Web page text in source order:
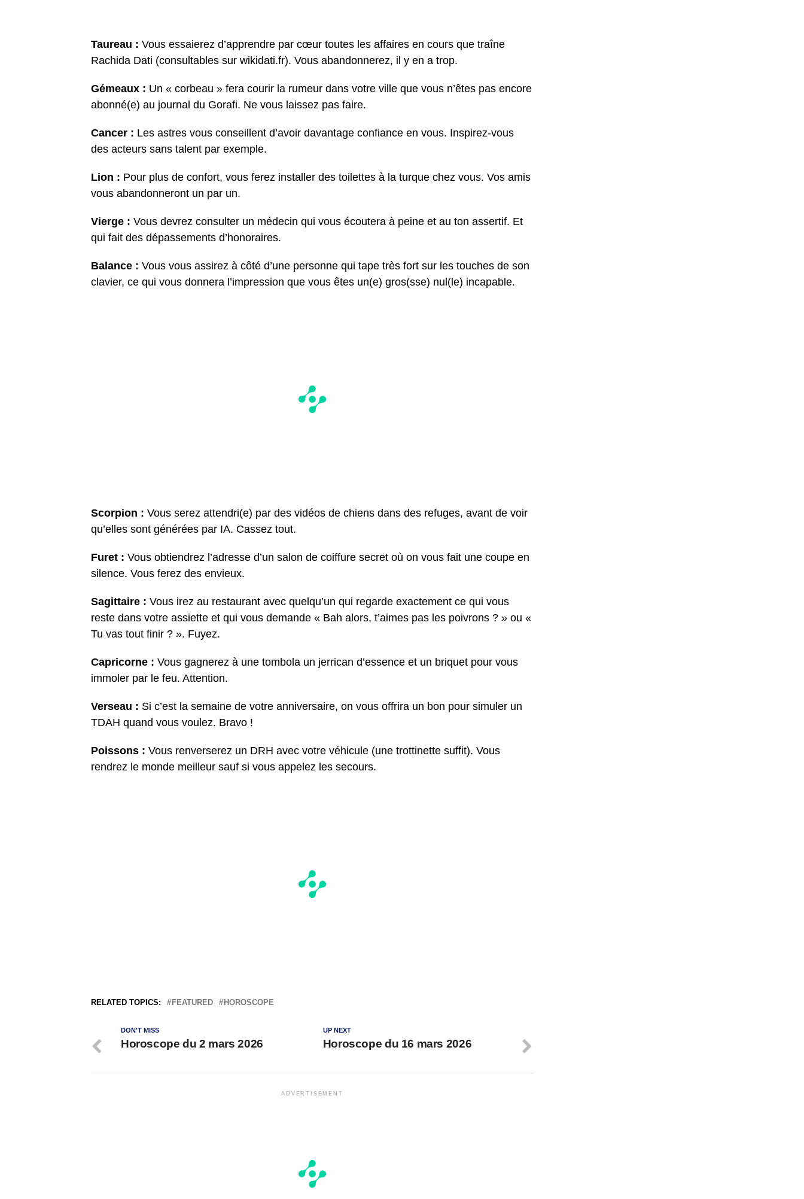
Taureau : Vous essaierez d’apprendre par cœur toutes les affaires en cours que traîne
Rachida Dati (consultables sur wikidati.fr). Vous abandonnerez, il y en a trop.
Gémeaux : Un « corbeau » fera courir la rumeur dans votre ville que vous n’êtes pas encore
abonné(e) au journal du Gorafi. Ne vous laissez pas faire.
Cancer : Les astres vous conseillent d’avoir davantage confiance en vous. Inspirez-vous
des acteurs sans talent par exemple.
Lion : Pour plus de confort, vous ferez installer des toilettes à la turque chez vous. Vos amis
vous abandonneront un par un.
Vierge : Vous devrez consulter un médecin qui vous écoutera à peine et au ton assertif. Et
qui fait des dépassements d’honoraires.
Balance : Vous vous assirez à côté d’une personne qui tape très fort sur les touches de son
clavier, ce qui vous donnera l’impression que vous êtes un(e) gros(sse) nul(le) incapable.
Scorpion : Vous serez attendri(e) par des vidéos de chiens dans des refuges, avant de voir
qu’elles sont générées par IA. Cassez tout.
Furet : Vous obtiendrez l’adresse d’un salon de coiffure secret où on vous fait une coupe en
silence. Vous ferez des envieux.
Sagittaire : Vous irez au restaurant avec quelqu’un qui regarde exactement ce qui vous
reste dans votre assiette et qui vous demande « Bah alors, t’aimes pas les poivrons ? » ou «
Tu vas tout finir ? ». Fuyez.
Capricorne : Vous gagnerez à une tombola un jerrican d’essence et un briquet pour vous
immoler par le feu. Attention.
Verseau : Si c’est la semaine de votre anniversaire, on vous offrira un bon pour simuler un
TDAH quand vous voulez. Bravo !
Poissons : Vous renverserez un DRH avec votre véhicule (une trottinette suffit). Vous
rendrez le monde meilleur sauf si vous appelez les secours.
RELATED TOPICS: FEATURED HOROSCOPE
UP NEXT
Horoscope du 16 mars 2026
DON'T MISS
Horoscope du 2 mars 2026
ADVERTISEMENT